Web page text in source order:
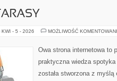
KWI - 5 - 2026 MOŻLIWOŚĆ
Owa strona internetowa to
praktyczna wiedza
została stworzona z